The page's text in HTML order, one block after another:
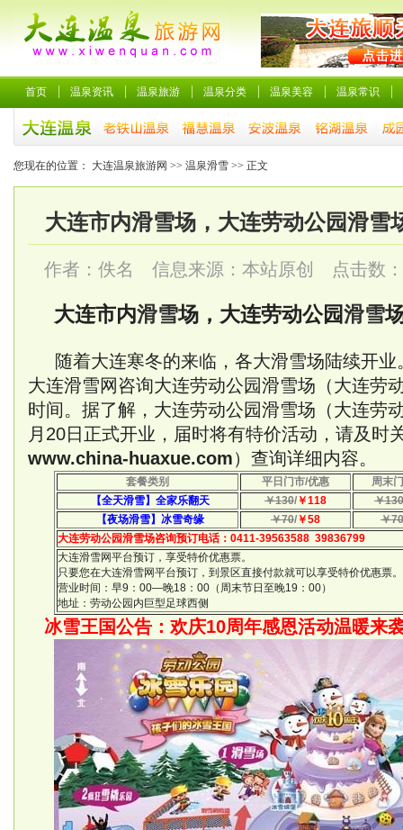
首页 温泉资讯 温泉旅游 温泉分类 温泉美容 温泉常识
您现在的位置： 大连温泉旅游网 >> 温泉滑雪 >> 正文
大连市内滑雪场，大连劳动公园滑雪
作者：佚名 信息来源：本站原创 点击数：
大连市内滑雪场，大连劳动公园滑雪
随着大连寒冬的来临，各大滑雪场陆续开业
大连滑雪网咨询大连劳动公园滑雪场（大连劳
时间。据了解，大连劳动公园滑雪场（大连劳
月20日正式开业，届时将有特价活动，请及时
www.china-huaxue.com）查询详细内容。
套餐类别 平日门市/优惠
周末
【全天滑雪】全家乐翻天
￥130/ ￥118
￥130
【夜场滑雪】冰雪奇缘
￥70/ ￥58
￥70
大连劳动公园滑雪场咨询预订电话：0411-39563588 39836799
大连滑雪网平台预订，享受特价优惠票。
只要您在大连滑雪网平台预订，到景区直接付款就可以享受特价优惠票。
营业时间：早9：00—晚18：00（周末节日至晚19：00）
地址：劳动公园内巨型足球西侧
冰雪王国公告：欢庆10周年感恩活动温暖来